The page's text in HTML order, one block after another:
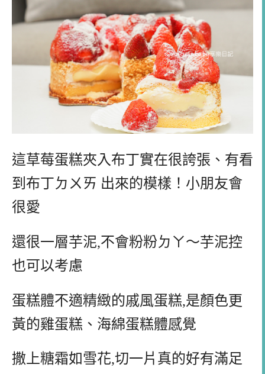
這草莓蛋糕夾入布丁實在很誇張、有看
到布丁ㄉㄨㄞ 出來的模樣！小朋友會
很愛
還很一層芋泥,不會粉粉ㄉㄚ～芋泥控
也可以考慮
蛋糕體不適精緻的戚風蛋糕,是顏色更
黃的雞蛋糕、海綿蛋糕體感覺
撒上糖霜如雪花,切一片真的好有滿足